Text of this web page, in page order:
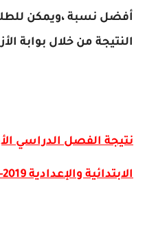
أفضل نسبة ،ويمكن
النتيجة من خلال بوابة
نتيجة الفصل الدراسي
الابتدائية والإعدادية 2019-2020